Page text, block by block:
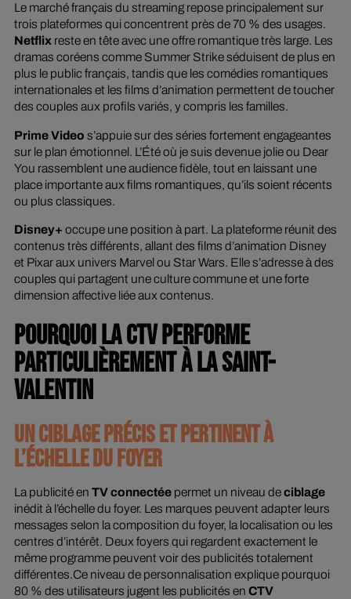
Le marché français du streaming repose principalement sur
trois plateformes qui concentrent près de 70 % des usages.
Netflix reste en tête avec une offre romantique très large. Les
dramas coréens comme Summer Strikeséduisent de plus en
plus le public français, tandis que les comédies romantiques
internationales et les films d’animation permettent de toucher
des couples aux profils variés, y compris les familles.
Prime Video s’appuie sur des séries fortement engageantes
sur le plan émotionnel. L’Été où je suis devenue jolieou Dear
You rassemblent une audience fidèle, tout en laissant une
place importante aux films romantiques, qu’ils soient récents
ou plus classiques.
Disney+ occupe une position à part. La plateforme réunit des
contenus très différents, allant des films d’animation Disney
et Pixar aux univers Marvel ou Star Wars. Elle s’adresse à des
couples qui partagent une culture commune et une forte
dimension affective liée aux contenus.
POURQUOI LA CTV PERFORME
PARTICULIÈREMENT À LA SAINT-
VALENTIN
UN CIBLAGE PRÉCIS ET PERTINENT À
L’ÉCHELLE DU FOYER
La publicité en TV connectéepermet un niveau deciblage
inédit à l’échelle du foyer. Les marques peuvent adapter leurs
messages selon la composition du foyer, la localisation ou les
centres d’intérêt. Deux foyers qui regardent exactement le
même programme peuvent voir des publicités totalement
différentes.Ce niveau de personnalisation explique pourquoi
80 % des utilisateurs jugent les publicités en CTV